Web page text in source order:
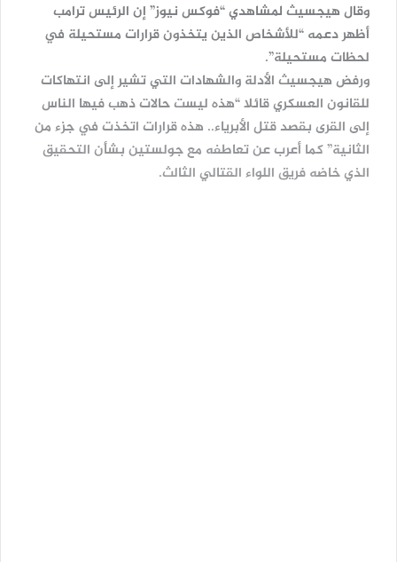
وقال هيجسيث لمشاهدي “فوكس نيوز” إن الرئيس ترامب
أظهر دعمه “للأشخاص الذين يتخذون قرارات مستحيلة في
لحظات مستحيلة”.
ورفض هيجسيث الأدلة والشهادات التي تشير إلى انتهاكات
للقانون العسكري قائلا “هذه ليست حالات ذهب فيها الناس
إلى القرى بقصد قتل الأبرياء.. هذه قرارات اتخذت في جزء من
الثانية” كما أعرب عن تعاطفه مع جولستين بشأن التحقيق
الذي خاضه فريق اللواء القتالي الثالث.